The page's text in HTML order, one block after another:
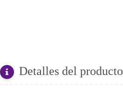
Detalles del producto